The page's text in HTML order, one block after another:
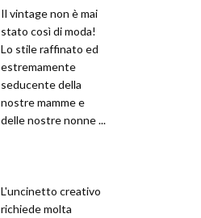
Il vintage non è mai
stato così di moda!
Lo stile raffinato ed
estremamente
seducente della
nostre mamme e
delle nostre nonne ...
L'uncinetto creativo
richiede molta